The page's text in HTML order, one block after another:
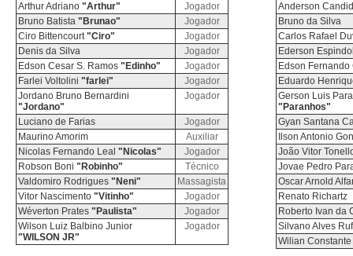
Arthur Adriano "Arthur"
Jogador
Bruno Batista "Brunao"
Jogador
Ciro Bittencourt"Ciro"
Jogador
Denis da Silva
Jogador
Edson Cesar S. Ramos "Edinho"
Jogador
Farlei Voltolini "farlei"
Jogador
Jordano Bruno Bernardini
"Jordano"
Jogador
Luciano de Farias
Jogador
Maurino Amorim
Auxiliar
Nicolas Fernando Leal "Nicolas"
Jogador
Robson Boni "Robinho"
Técnico
Valdomiro Rodrigues "Neni"
Massagista
Vitor Nascimento "Vitinho"
Jogador
Wéverton Prates "Paulista"
Jogador
Wilson Luiz Balbino Junior
"WILSON JR"
Jogador
Anderson
Bruno da Silva
Carlos Rafael
Ederson
Edson Fernando
Eduardo
Gerson Luis
"Paranhos"
Gyan Santana
Ilson Antonio
João Vitor
Jovae Pedro
Oscar Arnold
Renato Richartz
Roberto Ivan da
Silvano Alves
Wilian Constante